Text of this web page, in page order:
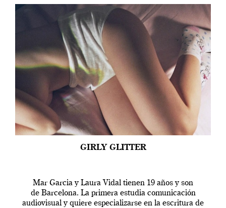
GIRLY GLITTER
Mar Garcia y Laura Vidal tienen 19 años y son
de Barcelona. La primera estudia comunicación
audiovisual y quiere especializarse en la escritura de